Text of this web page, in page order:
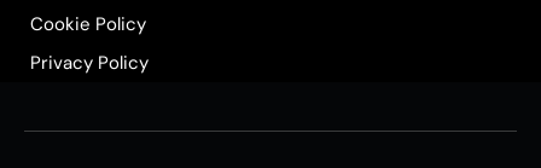
Cookie Policy
Privacy Policy